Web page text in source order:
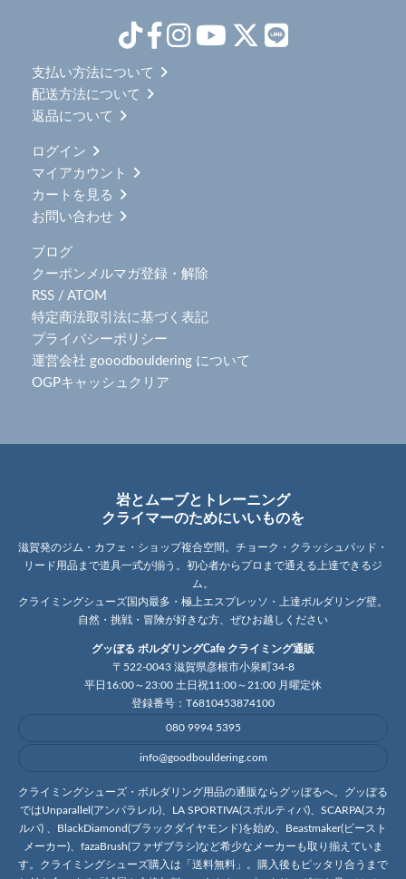
支払い方法について
配送方法について
返品について
ログイン
マイアカウント
カートを見る
お問い合わせ
ブログ
クーポンメルマガ登録・解除
RSS / ATOM
特定商法取引法に基づく表記
プライバシーポリシー
運営会社 gooodbouldering について
OGPキャッシュクリア
岩とムーブとトレーニング
クライマーのためにいいものを
滋賀発のジム・カフェ・ショップ複合空間。チョーク・クラッシュパッド・
リード用品まで道具一式が揃う。初心者からプロまで通える上達できるジ
ム。
クライミングシューズ国内最多・極上エスプレッソ・上達ボルダリング壁。
自然・挑戦・冒険が好きな方、ぜひお越しください
グッぼる ボルダリングCafe クライミング通販
〒522-0043 滋賀県彦根市小泉町34-8
平日16:00～23:00 土日祝11:00～21:00 月曜定休
登録番号：T6810453874100
080 9994 5395
info@goodbouldering.com
クライミングシューズ・ボルダリング用品の通販ならグッぼるへ。グッぼる
ではUnparallel(アンパラレル)、LA SPORTIVA(スポルティバ)、SCARPA(スカ
ルパ) 、BlackDiamond(ブラックダイヤモンド)を始め、Beastmaker(ビースト
メーカー)、fazaBrush(ファザブラシ)など希少なメーカーも取り揃えていま
す。クライミングシューズ購入は「送料無料」。購入後もピッタリ合うまで